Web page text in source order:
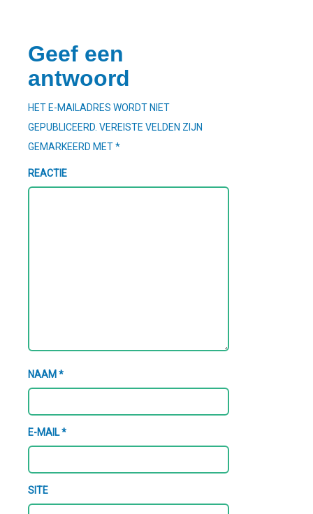
Geef een
antwoord
HET E-MAILADRES WORDT NIET
GEPUBLICEERD. VEREISTE VELDEN ZIJN
GEMARKEERD MET*
REACTIE
NAAM *
E-MAIL*
SITE